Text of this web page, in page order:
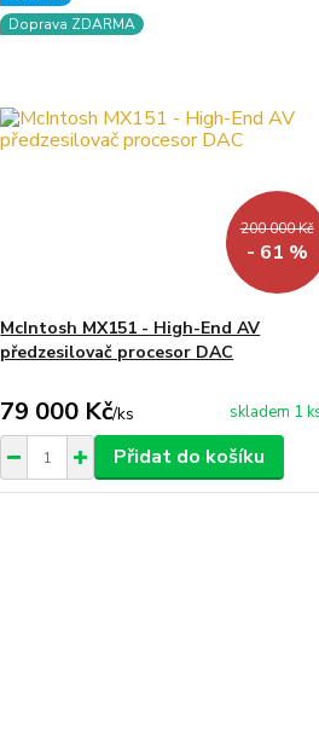
Doprava ZDARMA
200 000 Kč
- 61 %
McIntosh MX151 - High-End AV
předzesilovač procesor DAC
79 000 Kč/ks skladem 1
Přidat do košíku